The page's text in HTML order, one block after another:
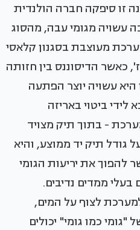
זו סיפקה חברה הולנדית
עשויה מגומי עבה, מהסוג
מעוצבת בסגנון קלאסי
כאשר הדיסוננס בין חזותה
עשויה יוצר הפתעה
ביטוי באריזה
- בתוך תיק מצויד
גודל תיק יד ממוצע, והיא
להפוך את יריעות הגומי
ממדים נדיבים.
לצוף על המים,
כמו גומי" יכולים